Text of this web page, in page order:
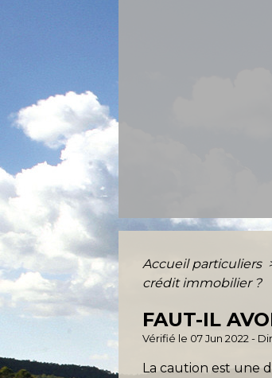
Accueil particuliers
crédit immobilier ?
FAUT-IL
Vérifié le 07 Jun 2022 -
La caution est une